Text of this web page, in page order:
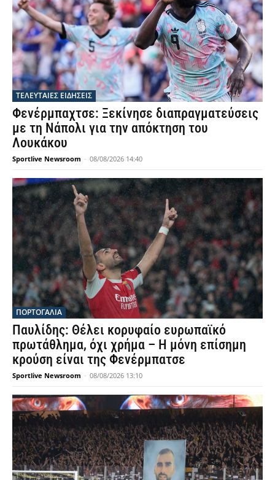
ΤΕΛΕΥΤΑΙΕΣ ΕΙΔΗΣΕΙΣ
Φενέρμπαχτσε: Ξεκίνησε διαπραγματεύσεις
με τη Νάπολι για την απόκτηση του
Λουκάκου
Sportlive Newsroom - 08/08/2026 14:40
ΠΟΡΤΟΓΑΛΙΑ
Παυλίδης: Θέλει κορυφαίο ευρωπαϊκό
πρωτάθλημα, όχι χρήμα – Η μόνη επίσημη
κρούση είναι της Φενέρμπατσε
Sportlive Newsroom - 08/08/2026 13:10